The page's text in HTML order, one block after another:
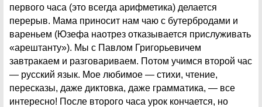
первого часа (это всегда арифметика) делается
перерыв. Мама приносит нам чаю с бутербродами и
вареньем (Юзефа наотрез отказывается прислуживать
«арештанту»). Мы с Павлом Григорьевичем
завтракаем и разговариваем. Потом учимся второй час
— русский язык. Мое любимое — стихи, чтение,
пересказы, даже диктовка, даже грамматика, — все
интересно! После второго часа урок кончается, но